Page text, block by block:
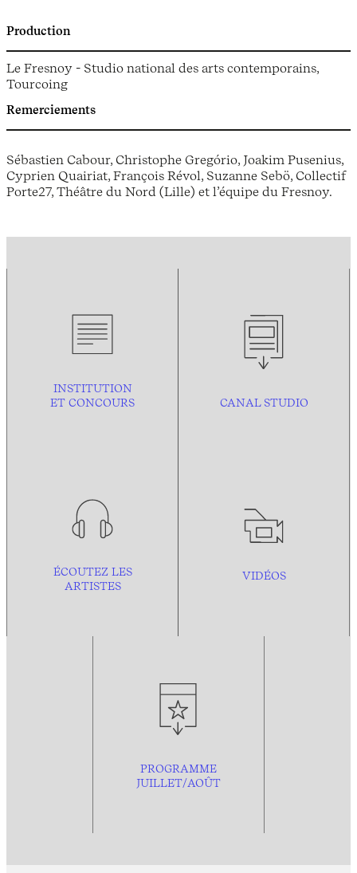
Production
Le Fresnoy - Studio national des arts contemporains,
Tourcoing
Remerciements
Sébastien Cabour, Christophe Gregório, Joakim Pusenius,
Cyprien Quairiat, François Révol, Suzanne Sebö, Collectif
Porte27, Théâtre du Nord (Lille) et l’équipe du Fresnoy.
INSTITUTION
ET CONCOURS
CANAL STUDIO
ÉCOUTEZ LES
ARTISTES
VIDÉOS
PROGRAMME
JUILLET/AOÛT